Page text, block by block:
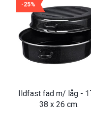
-25%
Ildfast fad m/ låg -
38 x 26 cm.